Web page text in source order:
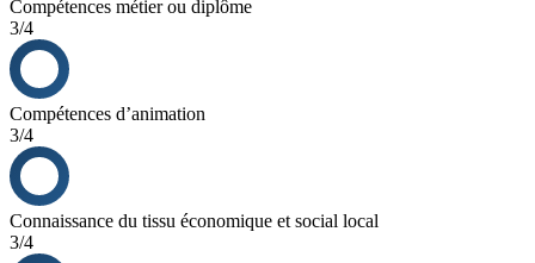
Compétences métier ou diplôme
3/4
Compétences d’animation
3/4
Connaissance du tissu économique et social local
3/4